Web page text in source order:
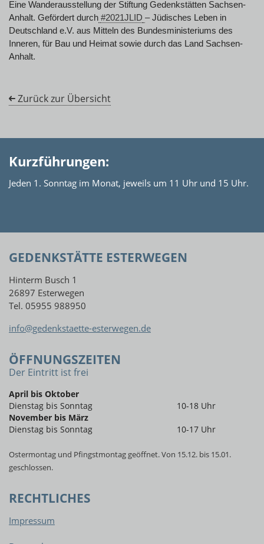
Eine Wanderausstellung der Stiftung Gedenkstätten Sachsen-
Anhalt. Gefördert durch #2021JLID – Jüdisches Leben in
Deutschland e.V. aus Mitteln des Bundesministeriums des
Inneren, für Bau und Heimat sowie durch das Land Sachsen-
Anhalt.
Zurück zur Übersicht
Kurzführungen:
Jeden 1. Sonntag im Monat, jeweils um 11 Uhr und 15 Uhr.
GEDENKSTÄTTE ESTERWEGEN
Hinterm Busch 1
26897 Esterwegen
Tel. 05955 988950
info@gedenkstaette-esterwegen.de
ÖFFNUNGSZEITEN
Der Eintritt ist frei
April bis Oktober
Dienstag bis Sonntag
10-18 Uhr
November bis März
Dienstag bis Sonntag
10-17 Uhr
Ostermontag und Pfingstmontag geöffnet. Von 15.12. bis 15.01.
geschlossen.
RECHTLICHES
Impressum